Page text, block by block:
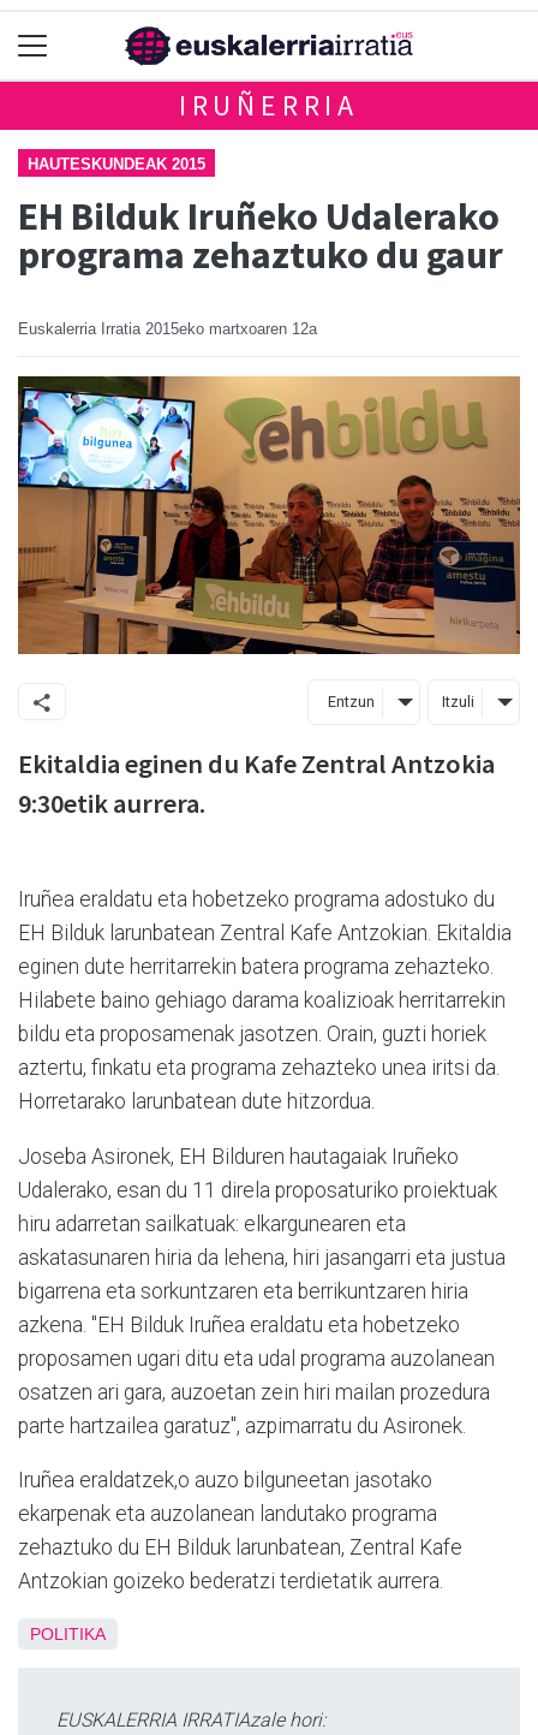
IRUÑERRIA
HAUTESKUNDEAK 2015
EH Bilduk Iruñeko Udalerako
programa zehaztuko du gaur
Euskalerria Irratia 2015eko martxoaren 12a
Entzun Itzuli
Ekitaldia eginen du Kafe Zentral Antzokia
9:30etik aurrera.
Iruñea eraldatu eta hobetzeko programa adostuko du
EH Bilduk larunbatean Zentral Kafe Antzokian. Ekitaldia
eginen dute herritarrekin batera programa zehazteko.
Hilabete baino gehiago darama koalizioak herritarrekin
bildu eta proposamenak jasotzen. Orain, guzti horiek
aztertu, finkatu eta programa zehazteko unea iritsi da.
Horretarako larunbatean dute hitzordua.
Joseba Asironek, EH Bilduren hautagaiak Iruñeko
Udalerako, esan du 11 direla proposaturiko proiektuak
hiru adarretan sailkatuak: elkargunearen eta
askatasunaren hiria da lehena, hiri jasangarri eta justua
bigarrena eta sorkuntzaren eta berrikuntzaren hiria
azkena. "EH Bilduk Iruñea eraldatu eta hobetzeko
proposamen ugari ditu eta udal programa auzolanean
osatzen ari gara, auzoetan zein hiri mailan prozedura
parte hartzailea garatuz", azpimarratu du Asironek.
Iruñea eraldatzek,o auzo bilguneetan jasotako
ekarpenak eta auzolanean landutako programa
zehaztuko du EH Bilduk larunbatean, Zentral Kafe
Antzokian goizeko bederatzi terdietatik aurrera.
POLITIKA
EUSKALERRIA IRRATIAzale hori: